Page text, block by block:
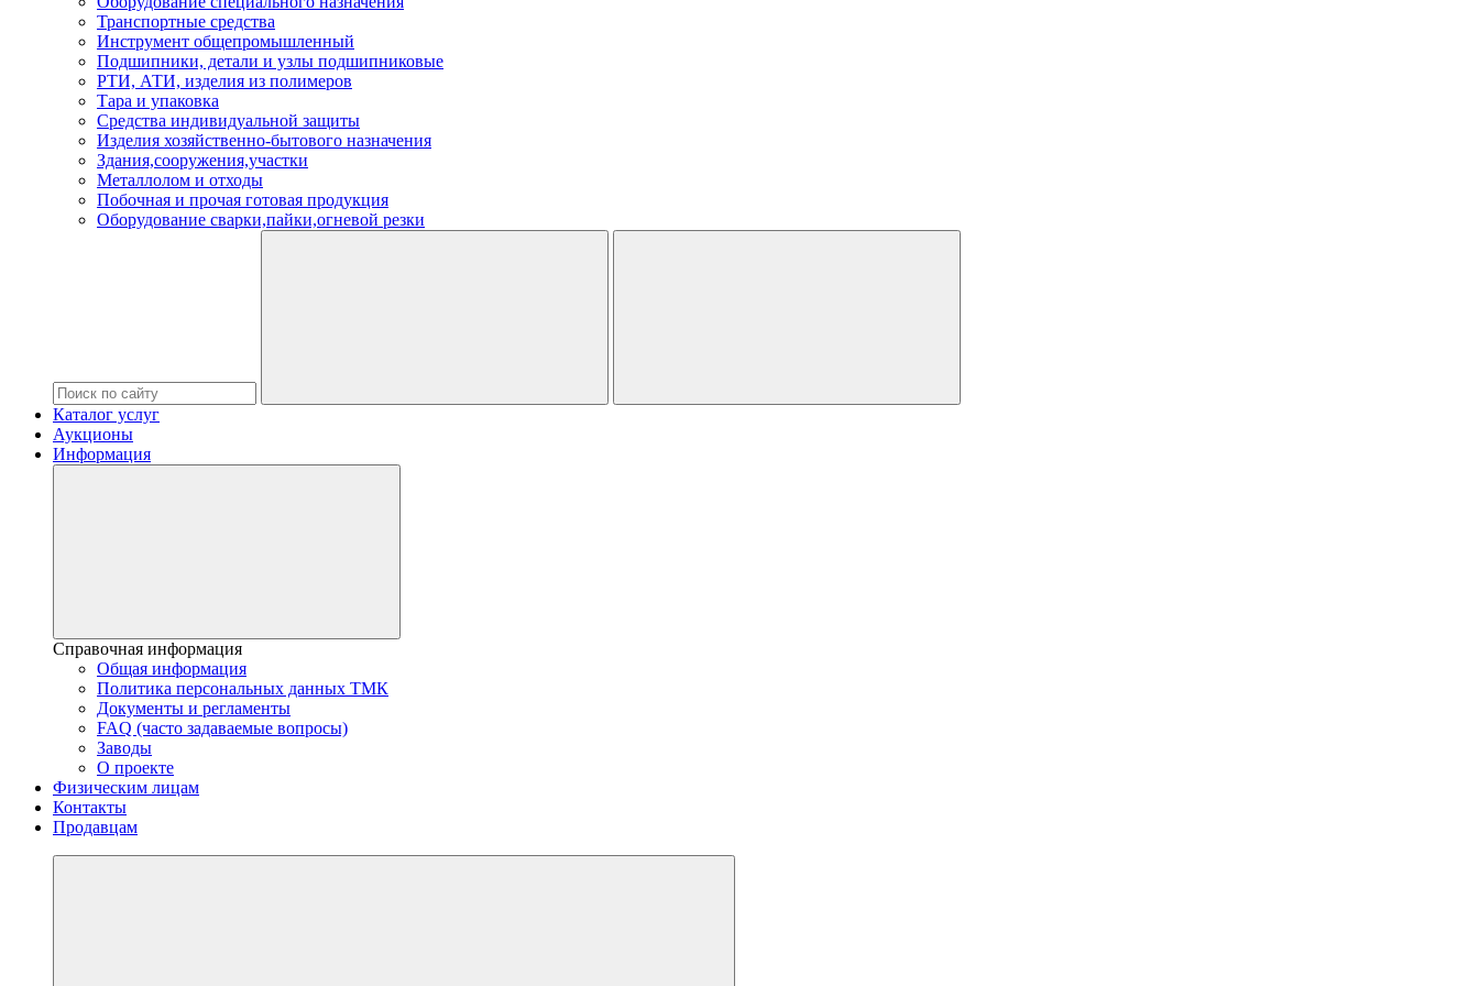
Транспортные средства
Инструмент общепромышленный
Подшипники, детали и узлы подшипниковые
РТИ, АТИ, изделия из полимеров
Тара и упаковка
Средства индивидуальной защиты
Изделия хозяйственно-бытового назначения
Здания,сооружения,участки
Металлолом и отходы
Побочная и прочая готовая продукция
Оборудование сварки,пайки,огневой резки
Каталог услуг
Аукционы
Информация
Справочная информация
Общая информация
Политика персональных данных ТМК
Документы и регламенты
FAQ (часто задаваемые вопросы)
Заводы
О проекте
Физическим лицам
Контакты
Продавцам